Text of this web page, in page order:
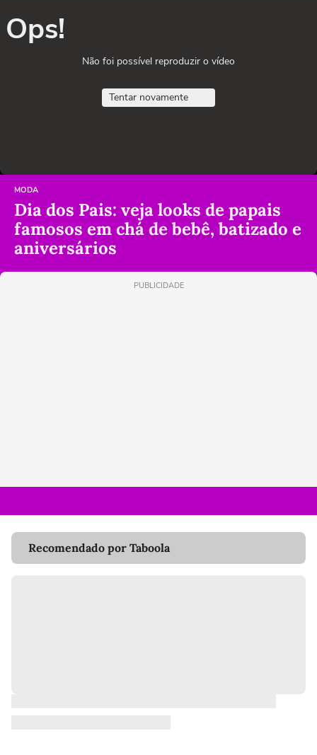
Ops!
Não foi possível reproduzir o vídeo
Tentar novamente
MODA
Dia dos Pais: veja looks de papais
famosos em chá de bebê, batizado e
aniversários
PUBLICIDADE
Recomendado por Taboola